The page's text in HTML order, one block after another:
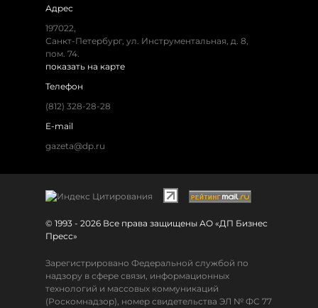
Адрес
197022,
Санкт-Петербург, ул. Инструментальная, д. 8,
пом. 74.
показать на карте
Телефон
(812) 328-28-28
E-mail
gazeta@dp.ru
© 1993 - 2026 Все права защищены АО «ДП Бизнес
Пресс»
Зарегистрировано Федеральной службой по
надзору в сфере связи, информационных
технологий и массовых коммуникаций
(Роскомнадзор), номер свидетельства ЭЛ № ФС 77